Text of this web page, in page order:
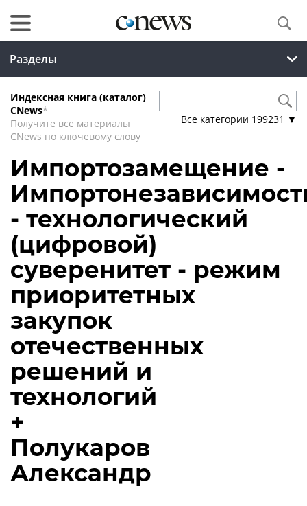
Разделы
Индексная книга (каталог)
CNews*
Получите все материалы
CNews по ключевому слову
Все категории 199231 ▼
Импортозамещение -
- технологический
(цифровой)
суверенитет - режим
приоритетных
закупок
отечественных
решений и
технологий
+
Полукаров
Александр